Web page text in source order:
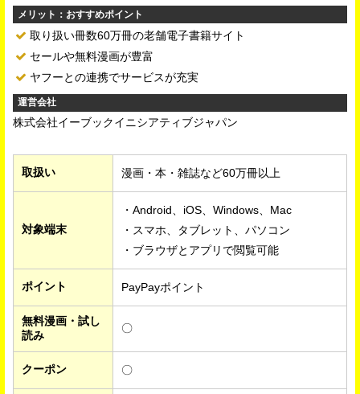
メリット：おすすめポイント
取り扱い冊数60万冊の老舗電子書籍サイト
セールや無料漫画が豊富
ヤフーとの連携でサービスが充実
運営会社
株式会社イーブックイニシアティブジャパン
取扱い 漫画・本・雑誌など60万冊以上
対象端末
・Android、iOS、Windows、Mac
・スマホ、タブレット、パソコン
・ブラウザとアプリで閲覧可能
ポイント PayPayポイント
無料漫画・試し
読み
〇
クーポン 〇